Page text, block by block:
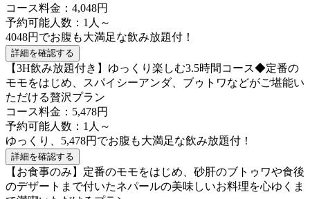
コース料金：4,048円
予約可能人数：1人～
4048円でお腹も大満足な飲み放題付！
詳細を確認する
【3H飲み放題付き】ゆっくり楽しむ3.5時間コース◆定番の
モモをはじめ、スパイシーアンダ、ブゥトワなどがご堪能い
ただける贅沢プラン
コース料金：5,478円
予約可能人数：1人～
ゆっくり、5,478円でお腹も大満足な飲み放題付！
詳細を確認する
【お食事のみ】定番のモモをはじめ、砂肝のブトゥワや食後
のデザートまで付いたネパールの美味しいお料理を心ゆくま